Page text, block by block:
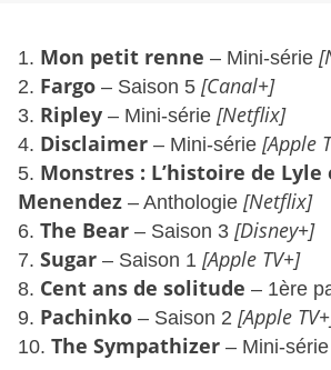
1. Mon petit renne – Mini-série
2. Fargo – Saison 5 [Canal+]
3. Ripley – Mini-série [Netflix]
4. Disclaimer – Mini-série [Apple
5. Monstres : L’histoire de Lyle
Menendez – Anthologie [Netflix]
6. The Bear – Saison 3 [Disney+]
7. Sugar – Saison 1 [Apple TV+]
8. Cent ans de solitude – 1ère
9. Pachinko – Saison 2 [Apple
10. The Sympathizer – Mini-série